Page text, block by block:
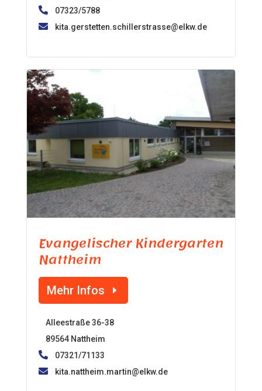
07323/5788
kita.gerstetten.schillerstrasse@elkw.de
Evangelischer Kindergarten
Nattheim
Mehr Infos
Alleestraße 36-38
89564 Nattheim
07321/71133
kita.nattheim.martin@elkw.de